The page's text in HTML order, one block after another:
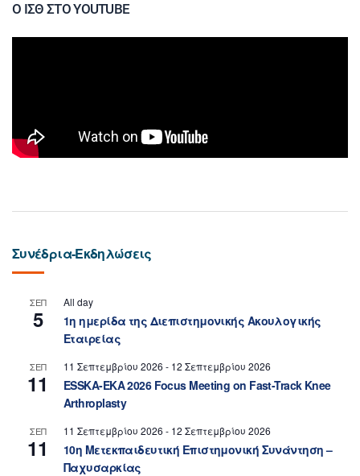
Ο ΙΣΘ ΣΤΟ YOUTUBE
Συνέδρια-Εκδηλώσεις
ΣΕΠ
5
All day
1η ημερίδα της Διεπιστημονικής Ακουλογικής
Εταιρείας
ΣΕΠ
11
11 Σεπτεμβρίου 2026 - 12 Σεπτεμβρίου 2026
ESSKA-EKA 2026 Focus Meeting on Fast-Track Knee
Arthroplasty
ΣΕΠ
11
11 Σεπτεμβρίου 2026 - 12 Σεπτεμβρίου 2026
10η Μετεκπαιδευτική Επιστημονική Συνάντηση –
Παχυσαρκίας